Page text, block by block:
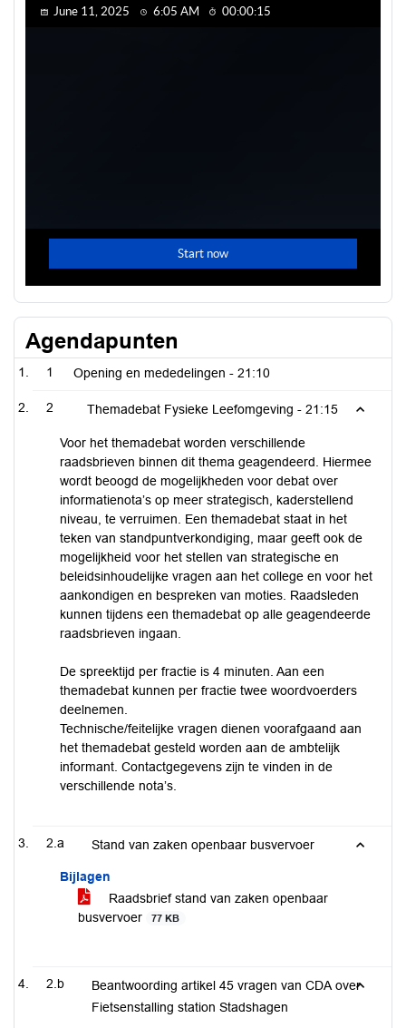
Agendapunten
1 Opening en mededelingen - 21:10
2 Themadebat Fysieke Leefomgeving - 21:15
Voor het themadebat worden verschillende
raadsbrieven binnen dit thema geagendeerd. Hiermee
wordt beoogd de mogelijkheden voor debat over
informatienota’s op meer strategisch, kaderstellend
niveau, te verruimen. Een themadebat staat in het
teken van standpuntverkondiging, maar geeft ook de
mogelijkheid voor het stellen van strategische en
beleidsinhoudelijke vragen aan het college en voor het
aankondigen en bespreken van moties. Raadsleden
kunnen tijdens een themadebat op alle geagendeerde
raadsbrieven ingaan.
De spreektijd per fractie is 4 minuten. Aan een
themadebat kunnen per fractie twee woordvoerders
deelnemen.
Technische/feitelijke vragen dienen voorafgaand aan
het themadebat gesteld worden aan de ambtelijk
informant. Contactgegevens zijn te vinden in de
verschillende nota’s.
2.a Stand van zaken openbaar busvervoer
Bijlagen
Raadsbrief stand van zaken openbaar
busvervoer
77 KB
2.b
Beantwoording artikel 45 vragen van CDA over
Fietsenstalling station Stadshagen